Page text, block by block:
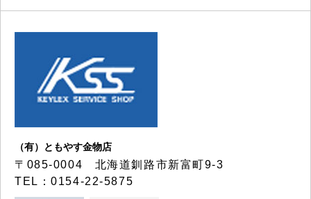
（有）ともやす金物店
〒085-0004 北海道釧路市新富町9-3
TEL：0154-22-5875